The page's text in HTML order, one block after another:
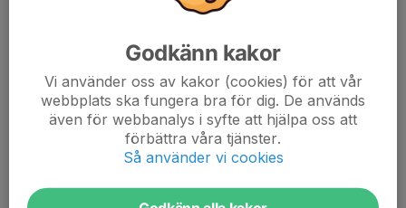
Godkänn kakor
Vi använder oss av kakor (cookies) för att vår
webbplats ska fungera bra för dig. De används
även för webbanalys i syfte att hjälpa oss att
förbättra våra tjänster.
Så använder vi cookies